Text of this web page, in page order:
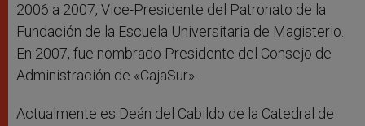
2006 a 2007, Vice-Presidente del Patronato de la
Fundación de la Escuela Universitaria de Magisterio.
En 2007, fue nombrado Presidente del Consejo de
Administración de «CajaSur».
Actualmente es Deán del Cabildo de la Catedral de